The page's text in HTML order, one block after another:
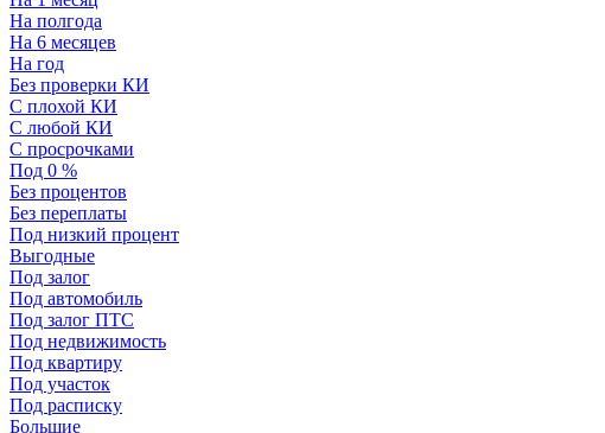
На полгода
На 6 месяцев
На год
Без проверки КИ
С плохой КИ
С любой КИ
С просрочками
Под 0 %
Без процентов
Без переплаты
Под низкий процент
Выгодные
Под залог
Под автомобиль
Под залог ПТС
Под недвижимость
Под квартиру
Под участок
Под расписку
Большие